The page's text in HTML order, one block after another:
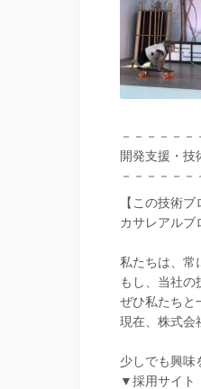
－－－－－
開発支援・技
－－－－－
【この技術
カサレアルブ
私たちは、常
もし、当社の
ぜひ私たちと
現在、株式会
少しでも興味
▼採用サイト